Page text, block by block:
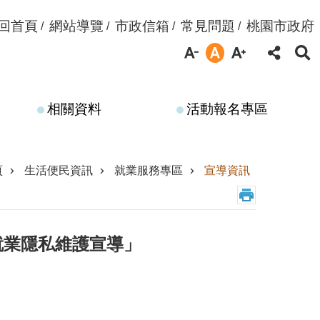
回首頁 網站導覽 市政信箱 常見問題 桃園市政府
相關資料 活動報名專區
生活便民資訊 就業服務專區 宣導資訊
隱私維護宣導」